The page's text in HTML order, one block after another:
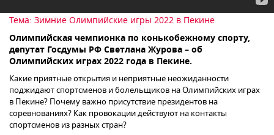
Тема: Зимние Олимпийские игры 2022 в Пекине
Олимпийская чемпионка по конькобежному спорту,
депутат Госдумы РФ Светлана Журова – об
Олимпийских играх 2022 года в Пекине.
Какие приятные открытия и неприятные неожиданности
поджидают спортсменов и болельщиков на Олимпийских играх
в Пекине? Почему важно присутствие президентов на
соревнованиях? Как провокации действуют на контакты
спортсменов из разных стран?